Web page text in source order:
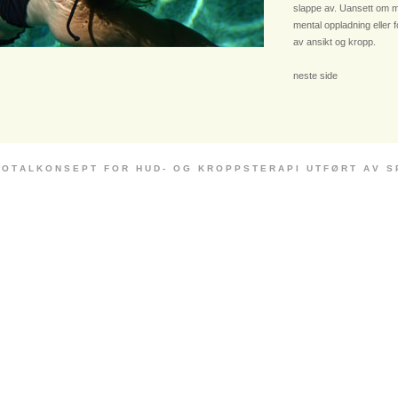
slappe av. Uansett om
mental oppladning eller
av ansikt og kropp.
neste side
O T A L K O N S E P T F O R H U D - O G K R O P P S T E R A P I U T F Ø R T A V S